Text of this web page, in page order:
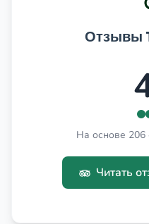
Отзывы
На основе 206
Читать